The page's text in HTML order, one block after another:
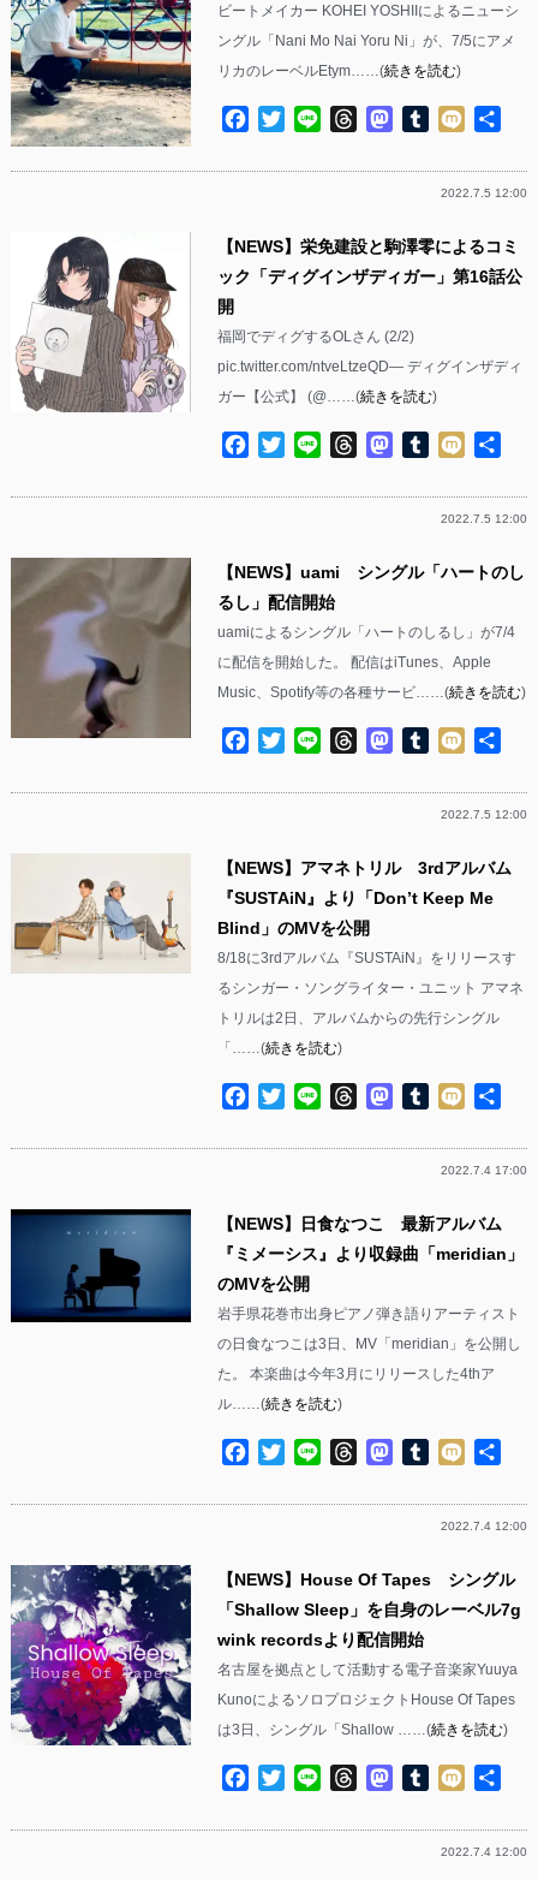
ビートメイカー KOHEI YOSHIIによるニューシ
ングル「Nani Mo Nai Yoru Ni」が、7/5にアメ
リカのレーベルEtym……(続きを読む)
Facebook
TwitterLine ThreadsMastodon
Tumblr
Mixi
2022.7.5 12:00
【NEWS】栄免建設と駒澤零によるコミ
ック「ディグインザディガー」第16話公
開
福岡でディグするOLさん (2/2)
pic.twitter.com/ntveLtzeQD— ディグインザディ
ガー【公式】 (@……(続きを読む)
Facebook
TwitterLine ThreadsMastodon
Tumblr
Mixi
2022.7.5 12:00
【NEWS】uami シングル「ハートのし
るし」配信開始
uamiによるシングル「ハートのしるし」が7/4
に配信を開始した。 配信はiTunes、Apple
Music、Spotify等の各種サービ……(続きを読む)
Facebook
TwitterLine ThreadsMastodon
Tumblr
Mixi
2022.7.5 12:00
【NEWS】アマネトリル 3rdアルバム
『SUSTAiN』より「Don’t Keep Me
Blind」のMVを公開
8/18に3rdアルバム『SUSTAiN』をリリースす
るシンガー・ソングライター・ユニット アマネ
トリルは2日、アルバムからの先行シングル
「……(続きを読む)
Facebook
TwitterLine ThreadsMastodon
Tumblr
Mixi
2022.7.4 17:00
【NEWS】日食なつこ 最新アルバム
『ミメーシス』より収録曲「meridian」
のMVを公開
岩手県花巻市出身ピアノ弾き語りアーティスト
の日食なつこは3日、MV「meridian」を公開し
た。 本楽曲は今年3月にリリースした4thア
ル……(続きを読む)
Facebook
TwitterLine ThreadsMastodon
Tumblr
Mixi
2022.7.4 12:00
【NEWS】House Of Tapes シングル
「Shallow Sleep」を自身のレーベル7g
wink recordsより配信開始
名古屋を拠点として活動する電子音楽家Yuuya
KunoによるソロプロジェクトHouse Of Tapes
は3日、シングル「Shallow ……(続きを読む)
Facebook
TwitterLine ThreadsMastodon
Tumblr
Mixi
2022.7.4 12:00